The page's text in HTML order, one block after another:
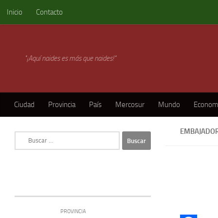
Skip to content
Inicio Contacto
"¡Aquí naides es más que naides!"
Ciudad Provincia País Mercosur Mundo
PROVINCIA